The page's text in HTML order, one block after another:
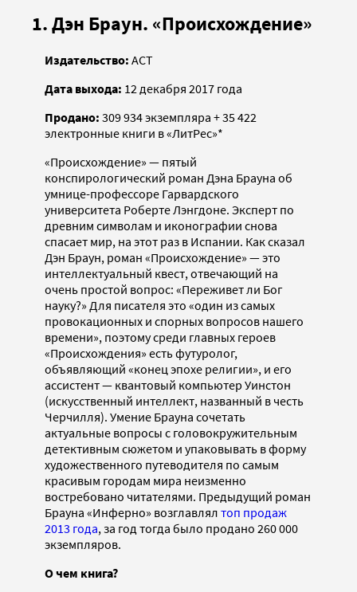
1. Дэн Браун. «Происхождение»
Издательство: АСТ
Дата выхода: 12 декабря 2017 года
Продано: 309 934 экземпляра +35 422
электронные книги в «ЛитРес»*
«Происхождение» — пятый
конспирологический роман Дэна Брауна об
умнице-профессоре Гарвардского
университета Роберте Лэнгдоне. Эксперт по
древним символам и иконографии снова
спасает мир, на этот раз в Испании. Как сказал
Дэн Браун, роман «Происхождение» — это
интеллектуальный квест, отвечающий на
очень простой вопрос: «Переживет ли Бог
науку?» Для писателя это «один из самых
провокационных и спорных вопросов нашего
времени», поэтому среди главных героев
«Происхождения» есть футуролог,
объявляющий «конец эпохе религии», и его
ассистент — квантовый компьютер Уинстон
(искусственный интеллект, названный в честь
Черчилля). Умение Брауна сочетать
актуальные вопросы с головокружительным
детективным сюжетом и упаковывать в форму
художественного путеводителя по самым
красивым городам мира неизменно
востребовано читателями. Предыдущий роман
Брауна «Инферно» возглавлял топ продаж
2013 года, за год тогда было продано 260 000
экземпляров.
О чем книга?